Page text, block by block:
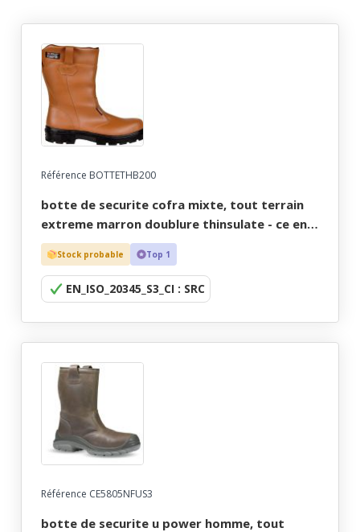
Référence BOTTETHB200
botte de securite cofra mixte, tout terrain
extreme marron doublure thinsulate - ce en
iso 20345 s3 ci src - 36/47
Stock probable Top 1
EN_ISO_20345_S3_CI : SRC
Référence CE5805NFUS3
botte de securite u power homme, tout